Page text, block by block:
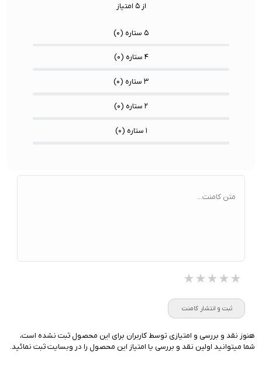
از ۵ امتیاز
۵ ستاره ( ۰)
۴ ستاره ( ۰)
۳ ستاره ( ۰)
۲ ستاره ( ۰)
۱ ستاره ( ۰)
متن کامنت...
★★★★★
★★★★★
★★★★★
ثبت و انتشار کامنت
هنوز نقد و بررسی و امتیازی توسط کاربران برای این محصول ثبت نشده است،
شما میتوانید اولین نقد و بررسی یا امتیاز این محصول را در وبسایت ثبت نمائید.